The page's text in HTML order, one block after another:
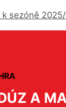
k sezóně
A